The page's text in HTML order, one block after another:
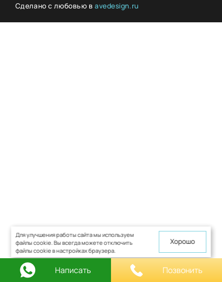
КОНТАКТЫ
Сделано с любовью в avedesign.ru
Для улучшения работы сайта мы используем
файлы cookie. Вы всегда можете отключить
файлы cookie в настройках браузера.
Хорошо
Написать Позвонить